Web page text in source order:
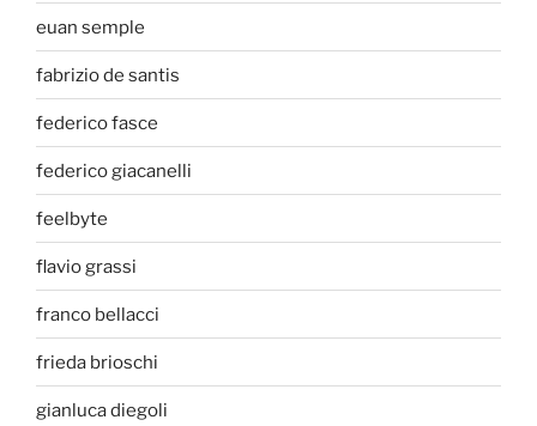
euan semple
fabrizio de santis
federico fasce
federico giacanelli
feelbyte
flavio grassi
franco bellacci
frieda brioschi
gianluca diegoli